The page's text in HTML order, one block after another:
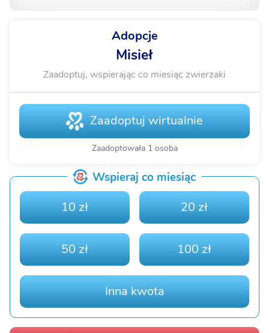
Adopcje
Misieł
Zaadoptuj, wspierając co miesiąc zwierzaki
Zaadoptuj wirtualnie
Zaadoptowała 1 osoba
Wspieraj co miesiąc
10 zł 20 zł
50 zł 100 zł
Inna kwota